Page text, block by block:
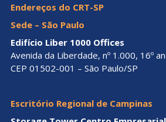
Endereços do CRT-SP
Sede – São Paulo
Edifício Liber 1000 Offices
Avenida da Liberdade, nº 1.000, 16º
CEP 01502-001 – São Paulo/SP
Escritório Regional de Campinas